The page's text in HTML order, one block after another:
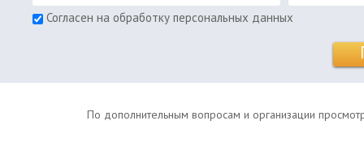
Согласен на обработку персональных данных
По дополнительным вопросам и организации